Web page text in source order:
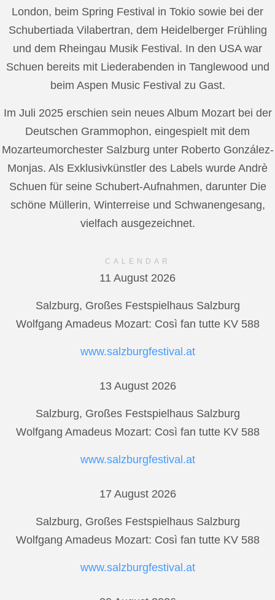
London, beim Spring Festival in Tokio sowie bei der
Schubertiada Vilabertran, dem Heidelberger Frühling
und dem Rheingau Musik Festival. In den USA war
Schuen bereits mit Liederabenden in Tanglewood und
beim Aspen Music Festival zu Gast.
Im Juli 2025 erschien sein neues Album Mozart bei der
Deutschen Grammophon, eingespielt mit dem
Mozarteumorchester Salzburg unter Roberto González-
Monjas. Als Exklusivkünstler des Labels wurde Andrè
Schuen für seine Schubert-Aufnahmen, darunter Die
schöne Müllerin, Winterreise und Schwanengesang,
vielfach ausgezeichnet.
CALENDAR
11 August 2026
Salzburg, Großes Festspielhaus Salzburg
Wolfgang Amadeus Mozart: Così fan tutte KV 588
www.salzburgfestival.at
13 August 2026
Salzburg, Großes Festspielhaus Salzburg
Wolfgang Amadeus Mozart: Così fan tutte KV 588
www.salzburgfestival.at
17 August 2026
Salzburg, Großes Festspielhaus Salzburg
Wolfgang Amadeus Mozart: Così fan tutte KV 588
www.salzburgfestival.at